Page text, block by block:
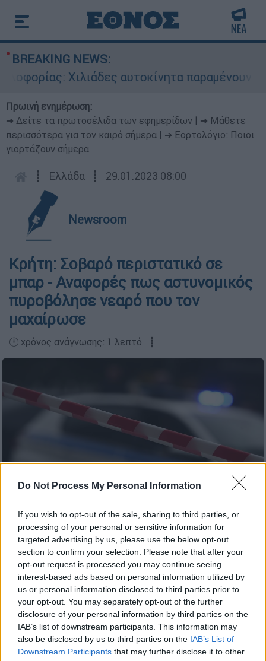
Do Not Process My Personal Information
If you wish to opt-out of the sale, sharing to third parties, or
processing of your personal or sensitive information for
targeted advertising by us, please use the below opt-out
section to confirm your selection. Please note that after your
opt-out request is processed you may continue seeing
interest-based ads based on personal information utilized by
us or personal information disclosed to third parties prior to
your opt-out. You may separately opt-out of the further
disclosure of your personal information by third parties on the
IAB’s list of downstream participants. This information may
also be disclosed by us to third parties on the IAB’s List of
Downstream Participants that may further disclose it to other
BREAKING NEWS:
Χιλιάδες αυτοκίνητα παραμένουν
Πρωινή ενημέρωση:
➔ Δείτε τα πρωτοσέλιδα των εφημερίδων
➔ Μάθετε
περισσότερα για τον καιρό σήμερα
➔ Εορτολόγιο: Ποιοι
γιορτάζουν σήμερα
┋ Ελλάδα ┋ 29.01.2023 08:00
Newsroom
Κρήτη: Σοβαρό περιστατικό σε
μπαρ - Αναφορές πως αστυνομικός
πυροβόλησε νεαρό που τον
μαχαίρωσε
🕛 χρόνος ανάγνωσης: 1 λεπτό ┋
Eurokinissi
Προσθέστε το ΕΘΝΟΣ στη Google
Ένα πολύσοβαρό περιστατικόσημειώθηκε
τα ξημερώματα της Κυριακής σεμπαρτου
Ρεθύμνου στηνΚρήτη.
Ειδικότερα, σύμφωνα με τις πρώτες